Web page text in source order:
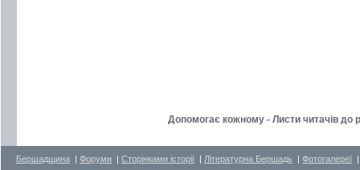
Допомогає кожному - Листи читачів до
Бершадщина | Форуми | Сторінками історії | Літературна Бершадь | Фотогалереї